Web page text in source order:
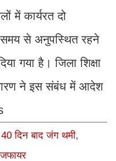
में कार्यरत दो
समय से अनुपस्थित रहने
गया है। जिला शिक्षा
ने इस संबंध में आदेश
दिन बाद जंग थमी,